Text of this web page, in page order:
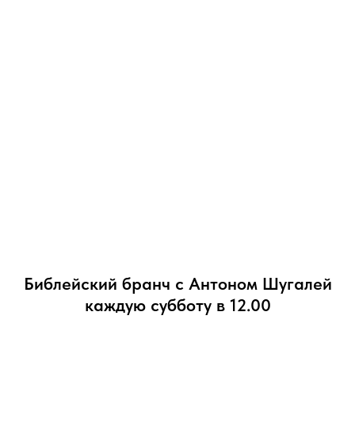
Библейский бранч c Антоном Шугалей
каждую субботу в 12.00